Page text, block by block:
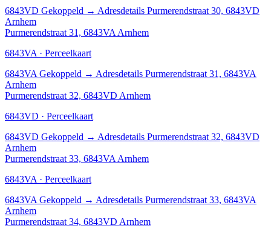
6843VD Gekoppeld → Adresdetails Purmerendstraat 30, 6843VD
Arnhem
Purmerendstraat 31, 6843VA Arnhem
6843VA · Perceelkaart
6843VA Gekoppeld → Adresdetails Purmerendstraat 31, 6843VA
Arnhem
Purmerendstraat 32, 6843VD Arnhem
6843VD · Perceelkaart
6843VD Gekoppeld → Adresdetails Purmerendstraat 32, 6843VD
Arnhem
Purmerendstraat 33, 6843VA Arnhem
6843VA · Perceelkaart
6843VA Gekoppeld → Adresdetails Purmerendstraat 33, 6843VA
Arnhem
Purmerendstraat 34, 6843VD Arnhem